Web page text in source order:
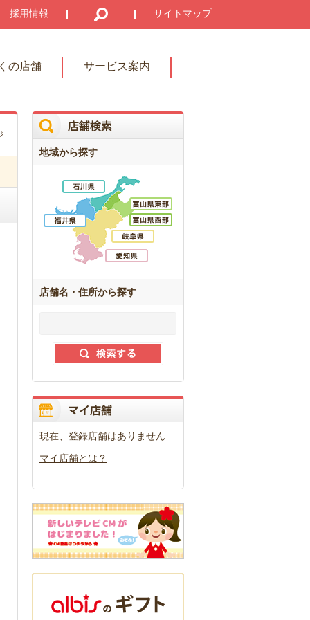
採用情報 サイトマップ
の店舗 サービス案内
地域から探す
店舗名・住所から探す
現在、登録店舗はありません
マイ店舗とは？